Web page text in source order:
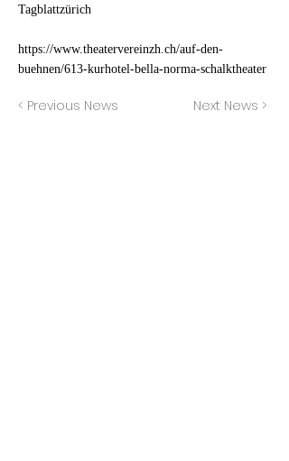
Tagblattzürich
https://www.theatervereinzh.ch/auf-den-
buehnen/613-kurhotel-bella-norma-schalktheater
< Previous News Next News >